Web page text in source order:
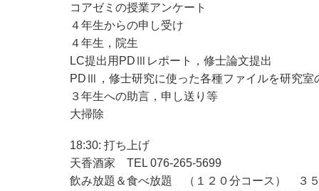
コアゼミの授業アンケート
４年生からの申し受け
４年生，院生
LC提出用PDⅢレポート，修士論文提出
PDⅢ，修士研究に使った各種ファイルを研究室
３年生への助言，申し送り等
大掃除
18:30: 打ち上げ
天香酒家 TEL 076-265-5699
飲み放題＆食べ放題 （１２０分コース） ３